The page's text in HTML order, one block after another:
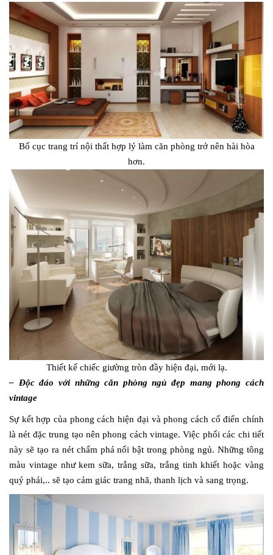
Bố cục trang trí nội thất hợp lý làm căn phòng trở nên hài hòa
hơn.
Thiết kế chiếc giường tròn đầy hiện đại, mới lạ.
– Độc đáo với những căn phòng ngủ đẹp mang phong cách
vintage
Sự kết hợp của phong cách hiện đại và phong cách cổ điển chính
là nét đặc trung tạo nên phong cách vintage. Việc phối các chi tiết
này sẽ tạo ra nét chấm phá nổi bật trong phòng ngủ. Những tông
màu vintage như kem sữa, trắng sữa, trắng tinh khiết hoặc vàng
quý phái,.. sẽ tạo cảm giác trang nhã, thanh lịch và sang trọng.